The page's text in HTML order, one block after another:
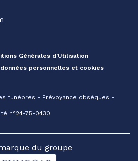
Générales d’Utilisation
personnelles et cookies
funèbres - Prévoyance obsèques -
n°24-75-0430
du groupe